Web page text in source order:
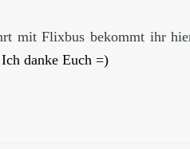
mit Flixbus bekommt ihr
danke Euch =)